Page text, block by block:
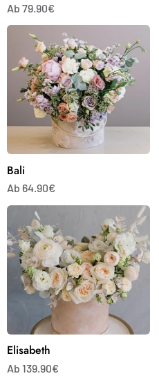
Ab 79.90€
Bali
Bali
Ab 64.90€
Elisabeth
Elisabeth
Ab 139.90€